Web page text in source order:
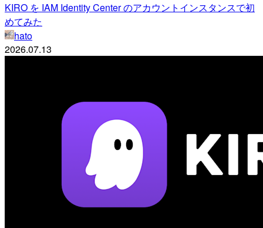
KIRO を IAM Identity Center のアカウントインスタンスで初
めてみた
hato
2026.07.13